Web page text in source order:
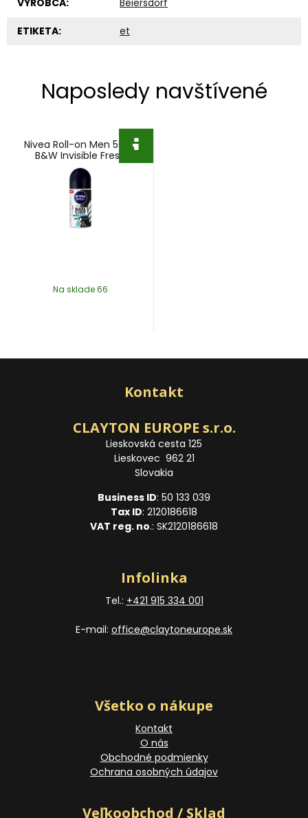
VÝROBCA: Beiersdorf
ETIKETA: et
Naposledy navštívené
Nivea Roll-on Men 50ml
B&W Invisible Fresh
Na sklade 66
Kontakt
CLAYTON EUROPE s.r.o.
Lieskovská cesta 125
Lieskovec 962 21
Slovakia
Business ID: 50 133 039
Tax ID: 2120186618
VAT reg. no.: SK2120186618
Infolinka
Tel.: +421 915 334 001
E-mail: office@claytoneurope.sk
Všetko o nákupe
Kontakt
O nás
Obchodné podmienky
Ochrana osobných údajov
Veľkoobchod / Sklad